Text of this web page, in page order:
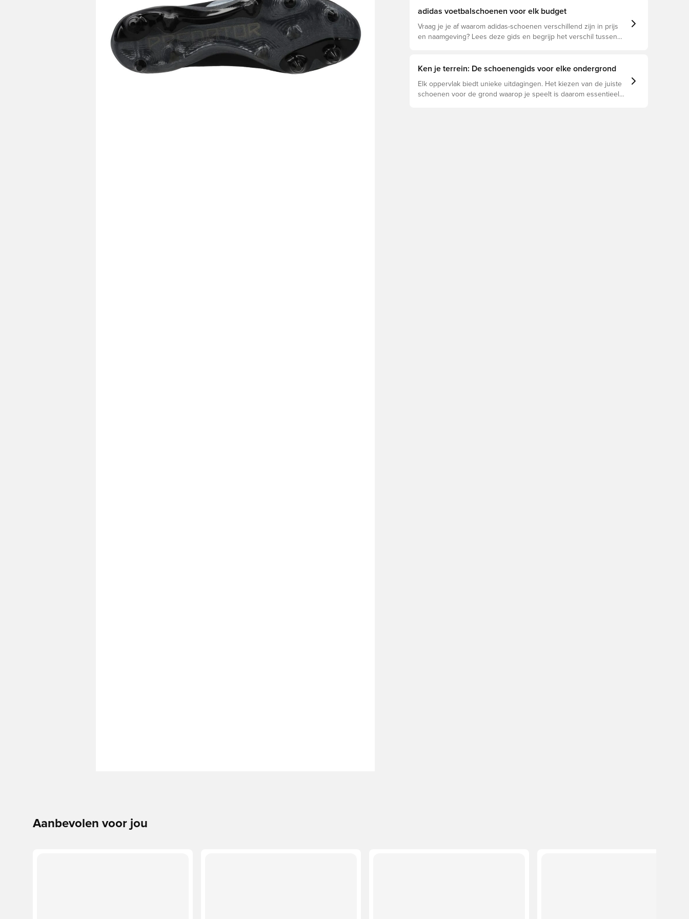
adidas voetbalschoenen voor elk budget
Vraag je je af waarom adidas-schoenen verschillend zijn in prijs
en naamgeving? Lees deze gids en begrijp het verschil tussen
Ken je terrein: De schoenengids voor elke ondergrond
Elk oppervlak biedt unieke uitdagingen. Het kiezen van de juiste
schoenen voor de grond waarop je speelt is daarom essentieel
Aanbevolen voor jou